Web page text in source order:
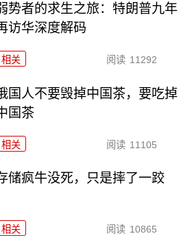
势者的求生之旅：特朗普九年
访华深度解码
相关 阅读 11292
国人不要毁掉中国茶，要吃掉
国茶
相关 阅读 11105
储疯牛没死，只是摔了一跤
相关 阅读 10865